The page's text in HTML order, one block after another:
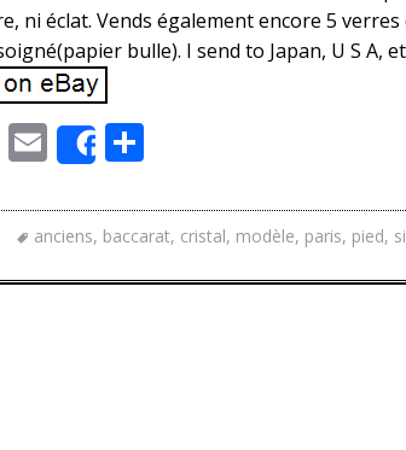
ni éclat. Vends également encore 5
bulle). I send to Japan, U S A,
T
itt
er
E
m
ai
l
Share
ta
g
er
anciens, baccarat, cristal, modèle, paris, pied,